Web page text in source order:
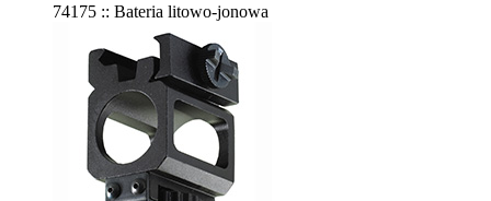
74175 :: Bateria litowo-jonowa